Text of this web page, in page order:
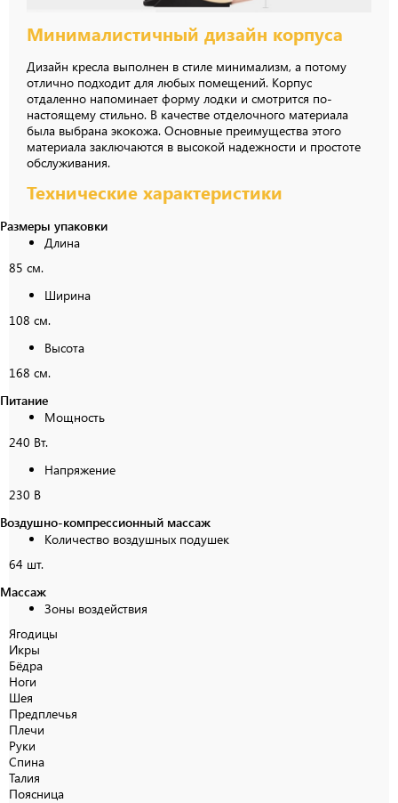
Минималистичный дизайн корпуса
Дизайн кресла выполнен в стиле минимализм, а потому
отлично подходит для любых помещений. Корпус
отдаленно напоминает форму лодки и смотрится по-
настоящему стильно. В качестве отделочного материала
была выбрана экокожа. Основные преимущества этого
материала заключаются в высокой надежности и простоте
обслуживания.
Технические характеристики
Размеры упаковки
Длина
85 см.
Ширина
108 см.
Высота
168 см.
Питание
Мощность
240 Вт.
Напряжение
230 В
Воздушно-компрессионный массаж
Количество воздушных подушек
64 шт.
Массаж
Зоны воздействия
Ягодицы
Икры
Бёдра
Ноги
Шея
Предплечья
Плечи
Руки
Спина
Талия
Поясница